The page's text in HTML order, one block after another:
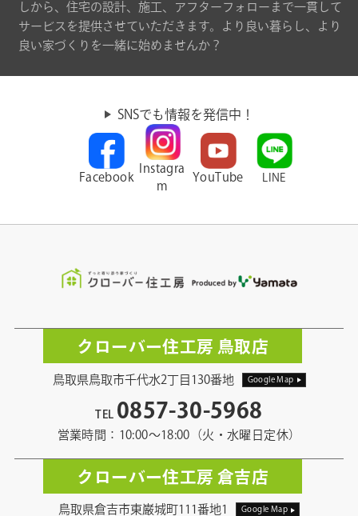
しから、住宅の設計、施工、アフターフォローまで一貫して
サービスを提供させていただきます。より良い暮らし、より
良い家づくりを一緒に始めませんか？
SNSでも情報を発信中！
Facebook
Instagra
m
YouTube LINE
クローバー住工房 鳥取店
鳥取県鳥取市千代水2丁目130番地 Google Map
TEL 0857-30-5968
営業時間：10:00〜18:00（火・水曜日定休）
クローバー住工房 倉吉店
鳥取県倉吉市東巌城町111番地1 Google Map